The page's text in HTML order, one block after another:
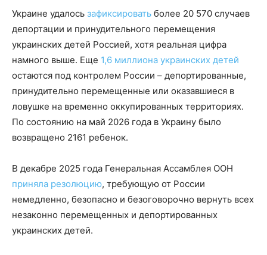
Украине удалось зафиксировать более 20 570 случаев
депортации и принудительного перемещения
украинских детей Россией, хотя реальная цифра
намного выше. Еще 1,6 миллиона украинских детей
остаются под контролем России – депортированные,
принудительно перемещенные или оказавшиеся в
ловушке на временно оккупированных территориях.
По состоянию на май 2026 года в Украину было
возвращено 2161 ребенок.
В декабре 2025 года Генеральная Ассамблея ООН
приняла резолюцию, требующую от России
немедленно, безопасно и безоговорочно вернуть всех
незаконно перемещенных и депортированных
украинских детей.